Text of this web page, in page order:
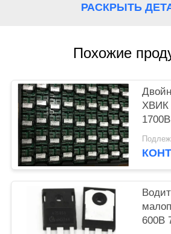
ПОЛИТИКА
РАСКРЫТЬ
Похожие
600В